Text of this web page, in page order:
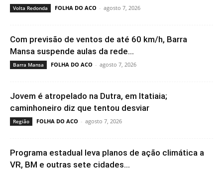
Volta Redonda FOLHA DO ACO - agosto 7, 2026
Com previsão de ventos de até 60 km/h, Barra
Mansa suspende aulas da rede...
Barra Mansa FOLHA DO ACO - agosto 7, 2026
Jovem é atropelado na Dutra, em Itatiaia;
caminhoneiro diz que tentou desviar
Região FOLHA DO ACO - agosto 7, 2026
Programa estadual leva planos de ação climática a
VR, BM e outras sete cidades...